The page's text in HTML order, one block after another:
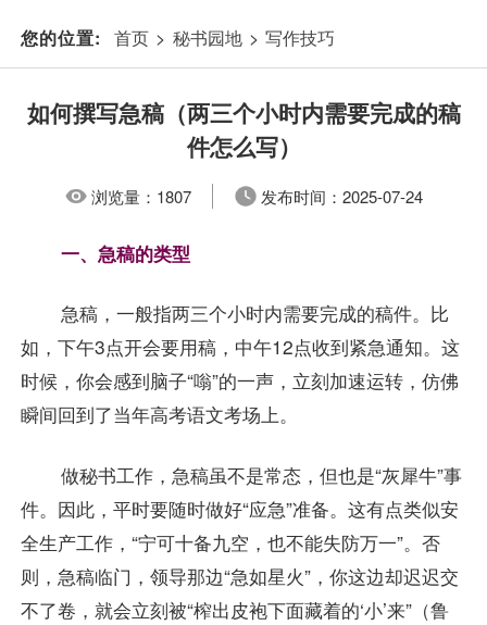
您的位置: 首页 > 秘书园地 > 写作技巧
如何撰写急稿（两三个小时内需要完成的稿
件怎么写）
浏览量： 1807 发布时间： 2025-07-24
一、急稿的类型
急稿，一般指两三个小时内需要完成的稿件。比
如，下午3点开会要用稿，中午12点收到紧急通知。这
时候，你会感到脑子“嗡”的一声，立刻加速运转，仿佛
瞬间回到了当年高考语文考场上。
做秘书工作，急稿虽不是常态，但也是“灰犀牛”事
件。因此，平时要随时做好“应急”准备。这有点类似安
全生产工作，“宁可十备九空，也不能失防万一”。否
则，急稿临门，领导那边“急如星火”，你这边却迟迟交
不了卷，就会立刻被“榨出皮袍下面藏着的‘小’来”（鲁